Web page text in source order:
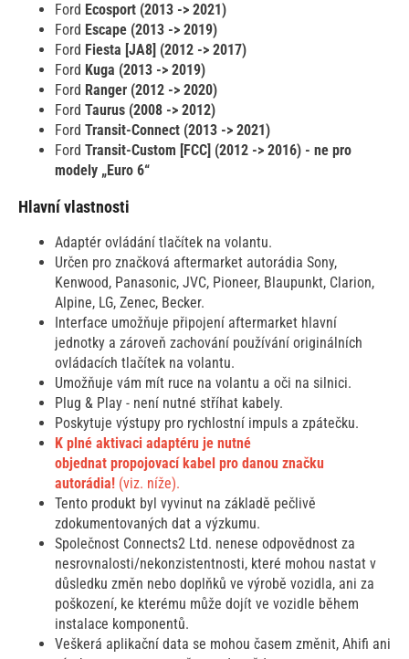
Ford Ecosport (2013 -> 2021)
Ford Escape (2013 -> 2019)
Ford Fiesta [JA8] (2012 -> 2017)
Ford Kuga (2013 -> 2019)
Ford Ranger (2012 -> 2020)
Ford Taurus (2008 -> 2012)
Ford Transit-Connect (2013 -> 2021)
Ford Transit-Custom [FCC] (2012 -> 2016) - ne pro
modely „Euro 6“
Hlavní vlastnosti
Adaptér ovládání tlačítek na volantu.
Určen pro značková aftermarket autorádia Sony,
Kenwood, Panasonic, JVC, Pioneer, Blaupunkt, Clarion,
Alpine, LG, Zenec, Becker.
Interface umožňuje připojení aftermarket hlavní
jednotky a zároveň zachování používání originálních
ovládacích tlačítek na volantu.
Umožňuje vám mít ruce na volantu a oči na silnici.
Plug & Play - není nutné stříhat kabely.
Poskytuje výstupy pro rychlostní impuls a zpátečku.
K plné aktivaci adaptéru je nutné
objednat propojovací kabel pro danou značku
autorádia! (viz. níže).
Tento produkt byl vyvinut na základě pečlivě
zdokumentovaných dat a výzkumu.
Společnost Connects2 Ltd. nenese odpovědnost za
nesrovnalosti/nekonzistentnosti, které mohou nastat v
důsledku změn nebo doplňků ve výrobě vozidla, ani za
poškození, ke kterému může dojít ve vozidle během
instalace komponentů.
Veškerá aplikační data se mohou časem změnit, Ahifi ani